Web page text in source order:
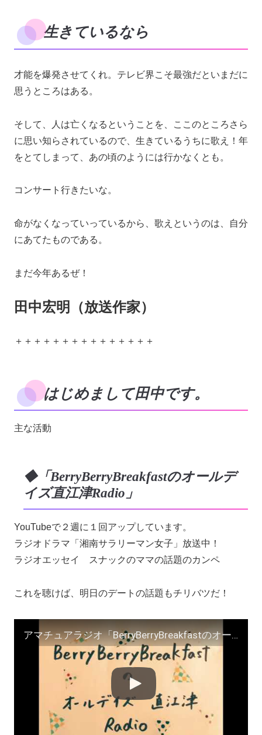
生きているなら
才能を爆発させてくれ。テレビ界こそ最強だといまだに
思うところはある。
そして、人は亡くなるということを、ここのところさら
に思い知らされているので、生きているうちに歌え！年
をとてしまって、あの頃のようには行かなくとも。
コンサート行きたいな。
命がなくなっていっているから、歌えというのは、自分
にあてたものである。
まだ今年あるぜ！
田中宏明（放送作家）
＋＋＋＋＋＋＋＋＋＋＋＋＋＋＋
はじめまして田中です。
主な活動
◆「BerryBerryBreakfastのオールデ
イズ直江津Radio」
YouTubeで２週に１回アップしています。
ラジオドラマ「湘南サラリーマン女子」放送中！
ラジオエッセイ スナックのママの話題のカンペ
これを聴けば、明日のデートの話題もチリバツだ！
アマチュアラジオ「BerryBerryBreakfastのオールデイズ直江津Radio〜第５１回」ヨーグルト田中とDJシューカイラジオドラマ